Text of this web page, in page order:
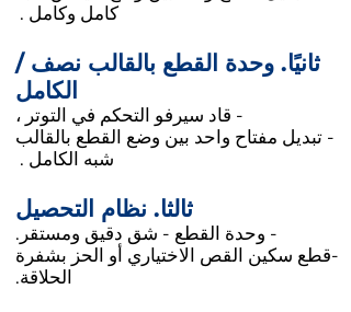
كامل وكامل .
ثانيًا. وحدة القطع بالقالب نصف /
الكامل
- قاد سيرفو التحكم في التوتر ،
- تبديل مفتاح واحد بين وضع القطع بالقالب
شبه الكامل .
ثالثا. نظام التحصيل
- وحدة القطع - شق دقيق ومستقر.
-قطع سكين القص الاختياري أو الحز بشفرة
الحلاقة.